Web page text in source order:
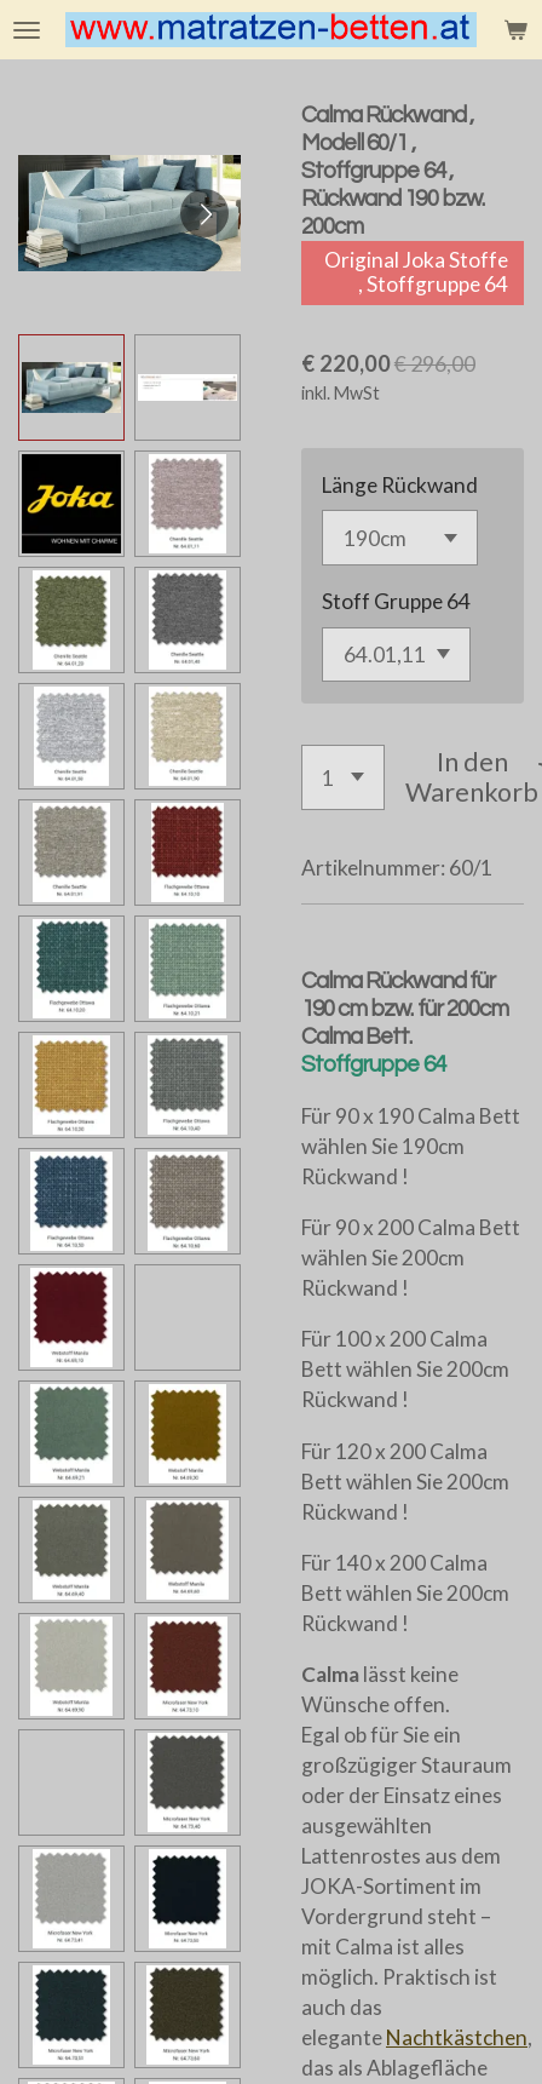
Zum
Hauptinhalt
Calma Rückwand ,
Modell 60/1 ,
Stoffgruppe 64 ,
Rückwand 190 bzw.
200cm
Original Joka Stoffe
, Stoffgruppe 64
€ 220,00€ 296,00
inkl. MwSt
Länge Rückwand
Stoff Gruppe 64
In den
Warenkorb
Artikelnummer: 60/1
Calma Rückwand für
190 cm bzw. für 200cm
Calma Bett.
Stoffgruppe 64
Für 90 x 190 Calma Bett
wählen Sie 190cm
Rückwand !
Für 90 x 200 Calma Bett
wählen Sie 200cm
Rückwand !
Für 100 x 200 Calma
Bett wählen Sie 200cm
Rückwand !
Für 120 x 200 Calma
Bett wählen Sie 200cm
Rückwand !
Für 140 x 200 Calma
Bett wählen Sie 200cm
Rückwand !
Calmalässt keine
Wünsche offen.
Egal ob für Sie ein
großzügiger Stauraum
oder der Einsatz eines
ausgewählten
Lattenrostes aus dem
JOKA-Sortiment im
Vordergrund steht –
mit Calma ist alles
möglich. Praktisch ist
auch das
eleganteNachtkästchen,
das als Ablagefläche